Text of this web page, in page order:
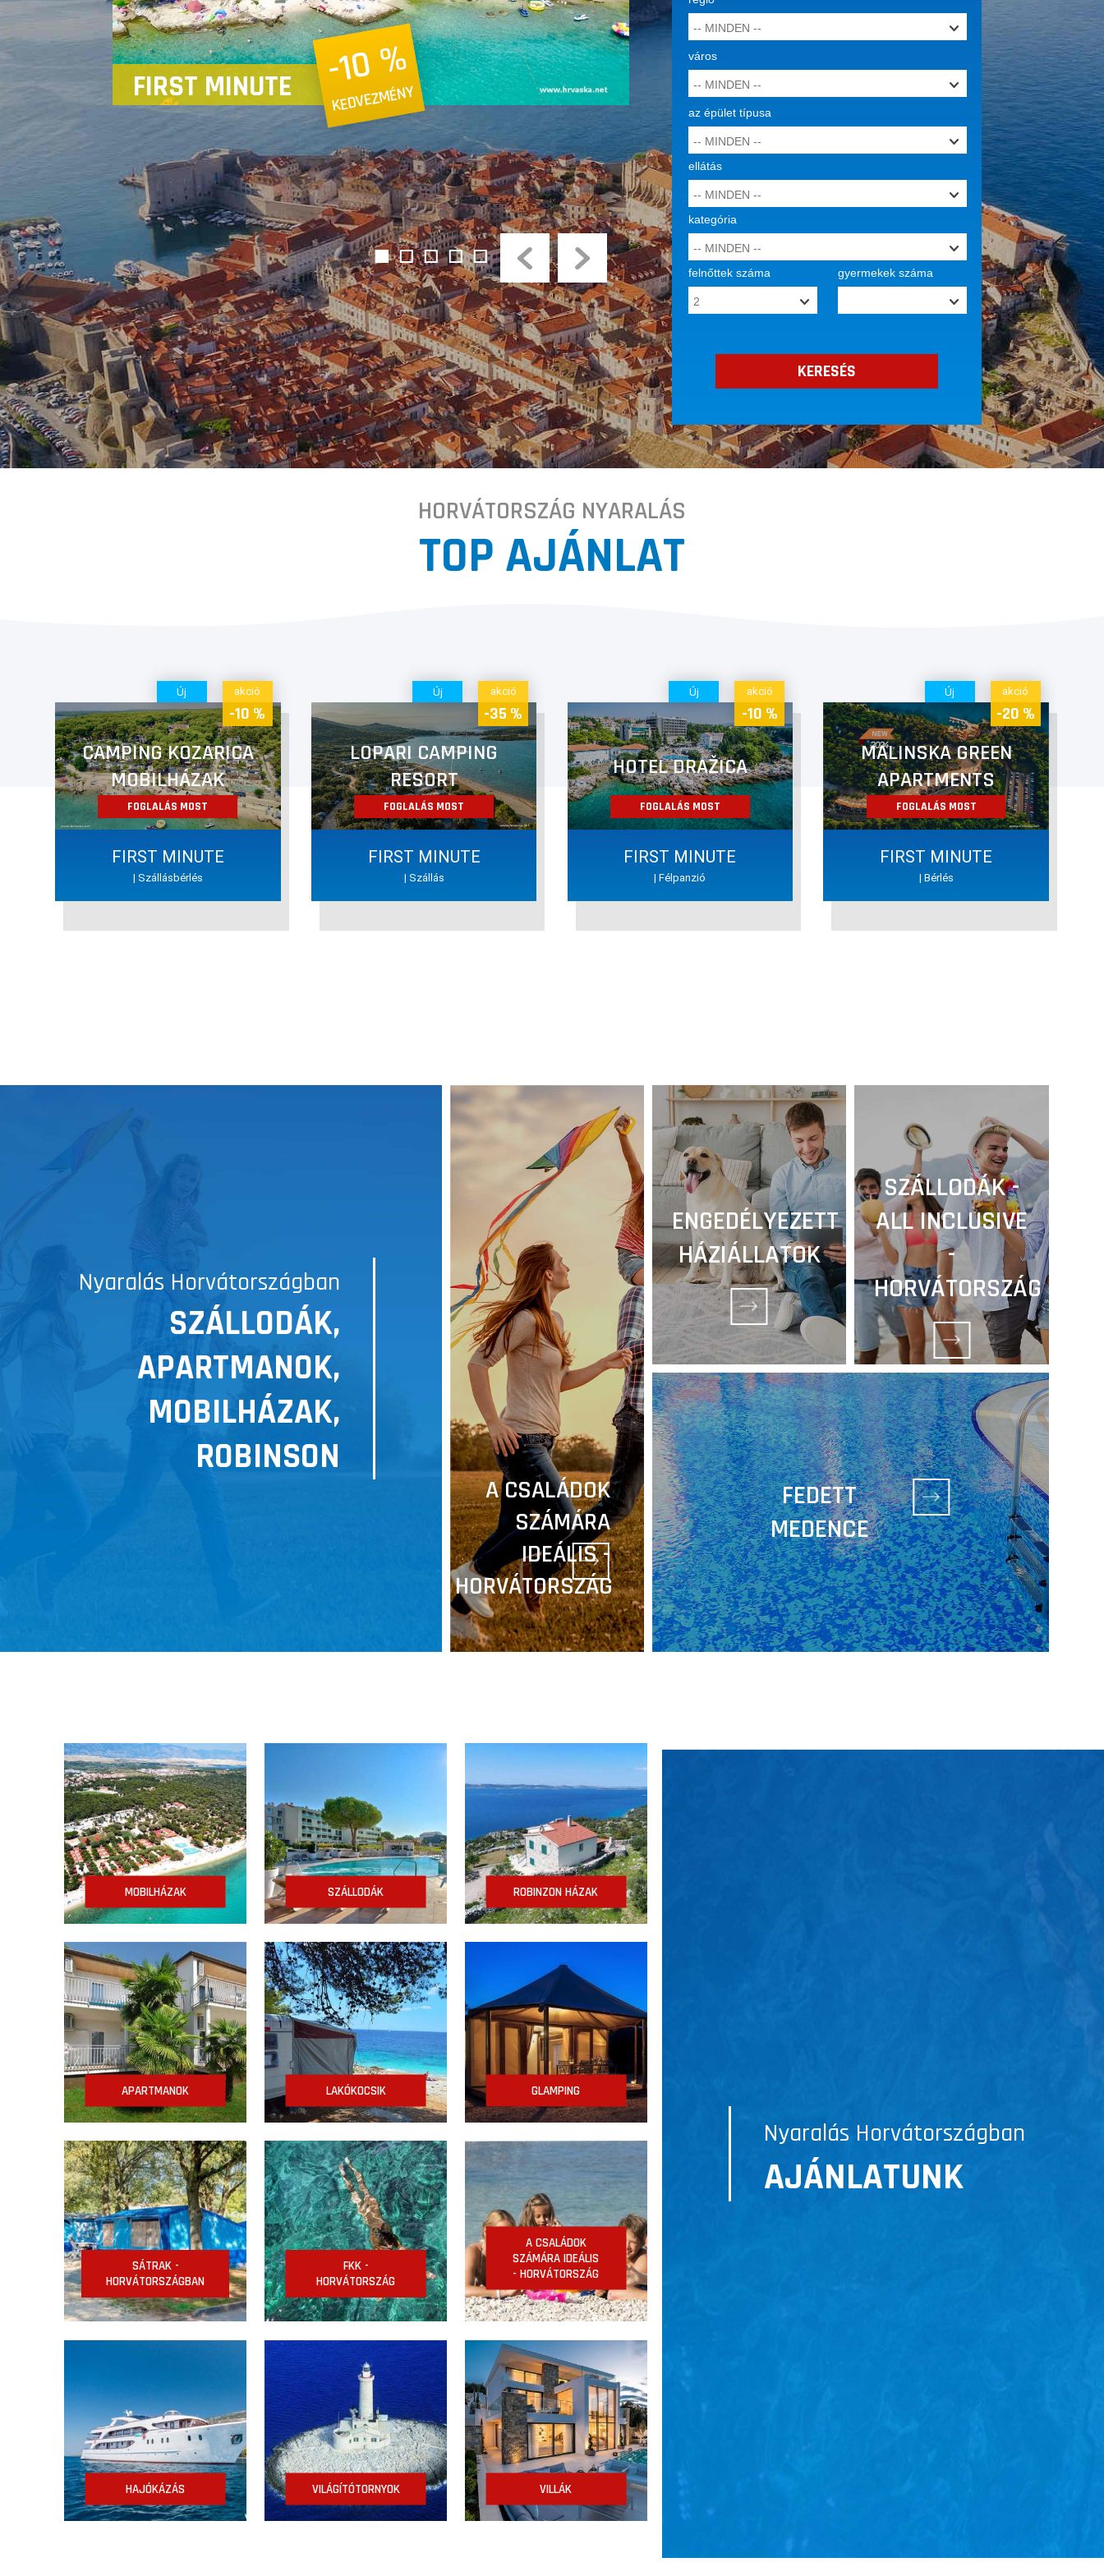
FIRST MINUTE -10 %
KEDVEZMÉNY
2 %
KEDVEZMÉNY
Previous
város
az épület típusa
ellátás
kategória
felnőttek száma gyermekek száma
HORVÁTORSZÁG NYARALÁS
TOP AJÁNLAT
Új akció
-10 %
CAMPING KOZARICA
MOBILHÁZAK
FOGLALÁS MOST
FIRST MINUTE
| Szállásbérlés
Új akció
-35 %
LOPARI CAMPING
RESORT
FOGLALÁS MOST
FIRST MINUTE
| Szállás
Új akció
-10 %
HOTEL DRAŽICA
FOGLALÁS MOST
FIRST MINUTE
| Félpanzió
Új akció
-20 %
MALINSKA GREEN
APARTMENTS
FOGLALÁS MOST
FIRST MINUTE
| Bérlés
Nyaralás Horvátországban
SZÁLLODÁK,
APARTMANOK,
MOBILHÁZAK,
ROBINSON
A CSALÁDOK
SZÁMÁRA
IDEÁLIS -
HORVÁTORSZÁG
ENGEDÉLYEZETT
HÁZIÁLLATOK
SZÁLLODÁK -
ALL INCLUSIVE
-
HORVÁTORSZÁG
FEDETT
MEDENCE
MOBILHÁZAK SZÁLLODÁK ROBINZON HÁZAK
APARTMANOK LAKÓKOCSIK GLAMPING
SÁTRAK -
HORVÁTORSZÁGBAN
FKK -
HORVÁTORSZÁG
A CSALÁDOK
SZÁMÁRA IDEÁLIS
- HORVÁTORSZÁG
HAJÓKÁZÁS VILÁGÍTÓTORNYOK VILLÁK
Nyaralás Horvátországban
AJÁNLATUNK